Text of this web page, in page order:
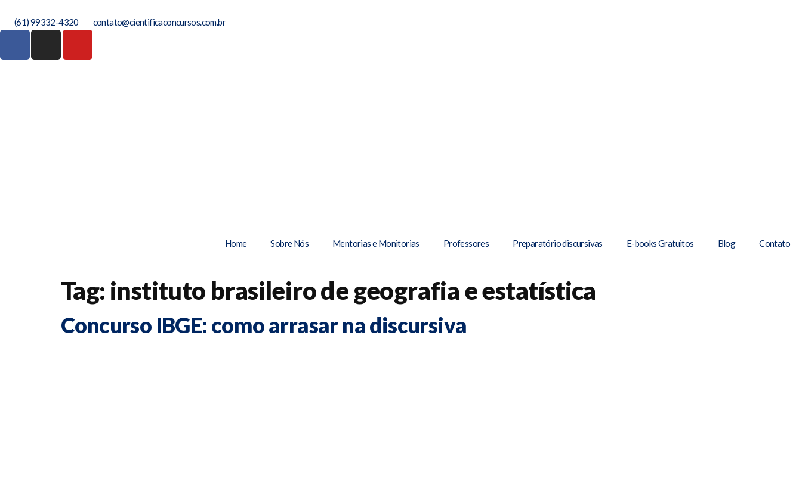
(61) 99332-4320 contato@cientificaconcursos.com.br
Home Sobre Nós Mentorias e Monitorias Professores Preparatório discursivas E-books Gratuitos Blog Contato
Tag: instituto brasileiro de geografia e estatística
Concurso IBGE: como arrasar na discursiva